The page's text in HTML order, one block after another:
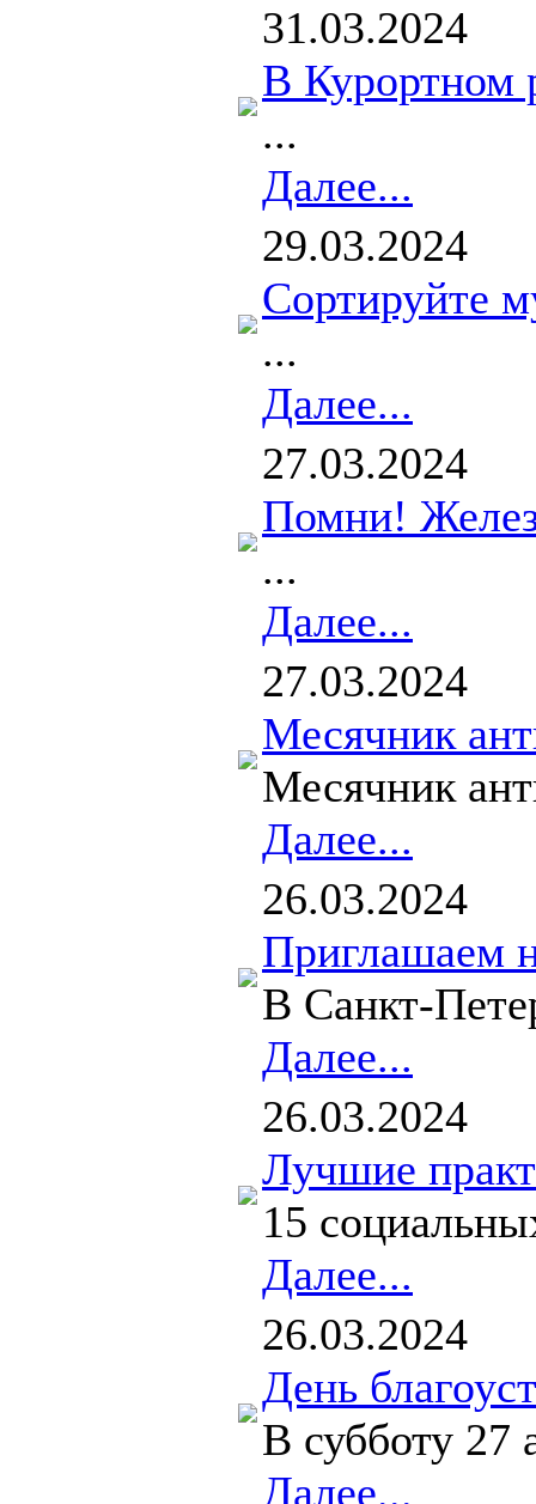
31.03.2024
В Курортном
...
Далее...
29.03.2024
Сортируйте
...
Далее...
27.03.2024
Помни!
...
Далее...
27.03.2024
Месячник
Месячник
Далее...
26.03.2024
Приглашаем
В
Далее...
26.03.2024
Лучшие
15
Далее...
26.03.2024
День
В субботу
Далее...